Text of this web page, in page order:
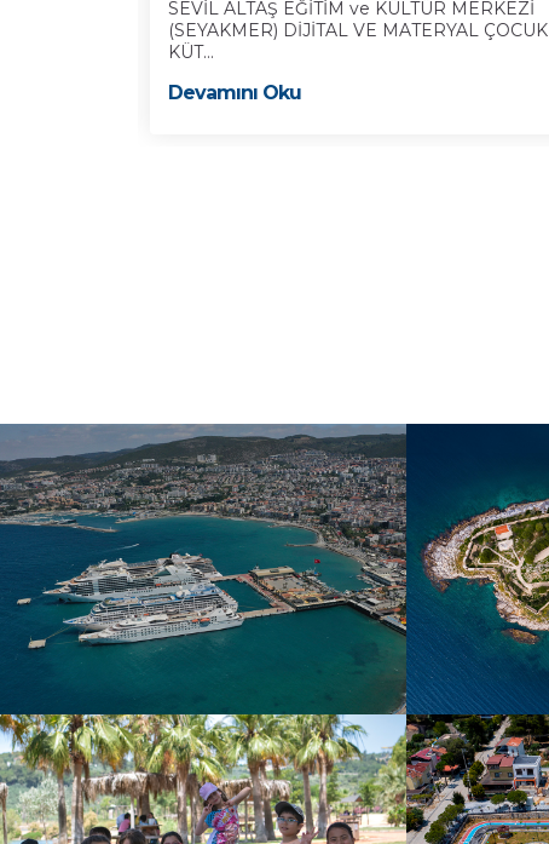
SEVİL ALTAŞ EĞİTİM ve KÜLTÜR MERKEZİ
(SEYAKMER) DİJİTAL VE MATERYAL ÇOCUK
KÜT...
Devamını Oku